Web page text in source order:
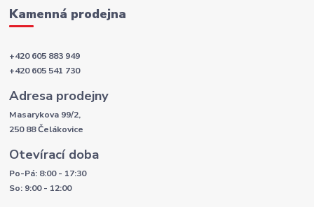
Kamenná prodejna
+420 605 883 949
+420 605 541 730
Adresa prodejny
Masarykova 99/2,
250 88 Čelákovice
Otevírací doba
Po-Pá: 8:00 - 17:30
So: 9:00 - 12:00